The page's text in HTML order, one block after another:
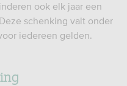
ook elk jaar een
schenking valt onder
iedereen gelden.